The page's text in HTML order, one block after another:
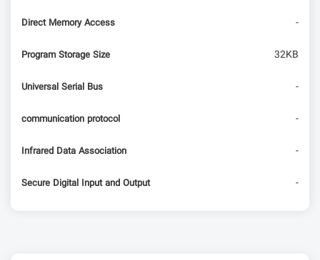
Direct Memory Access -
Program Storage Size 32KB
Universal Serial Bus -
communication protocol -
Infrared Data Association -
Secure Digital Input and Output -